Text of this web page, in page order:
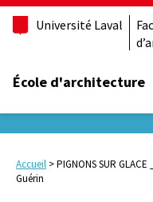
Université Laval
École d'architecture
Accueil >PIGNONS SUR
Guérin